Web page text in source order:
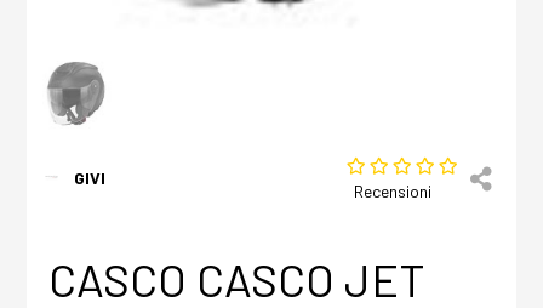
GIVI
Recensioni
CASCO CASCO JET